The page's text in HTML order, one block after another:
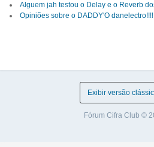
Alguem jah testou o Delay e o Reverb
Opiniões sobre o DADDY'O
Exibir versão
Fórum Cifra Club ©